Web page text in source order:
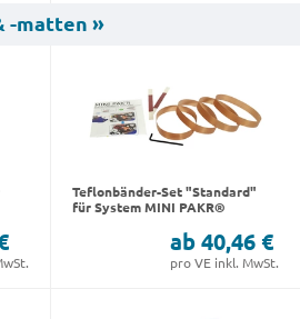
-matten »
Teflonbänder-Set "Standard"
für System MINI PAKR®
ab 40,46 €
pro VE inkl. MwSt.